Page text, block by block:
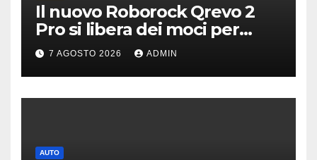
Il nuovo Roborock Qrevo 2
Pro si libera dei moci per
pulire i tappeti | PREZZO
7 AGOSTO 2026 ADMIN
AUTO